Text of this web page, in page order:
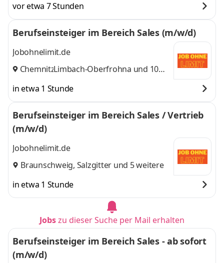
vor etwa 7 Stunden
Berufseinsteiger im Bereich Sales (m/w/d)
Jobohnelimit.de
Chemnitz,
Limbach-Oberfrohna und 10
in etwa 1 Stunde
Berufseinsteiger im Bereich Sales / Vertrieb
(m/w/d)
Jobohnelimit.de
Braunschweig, Salzgitter und 5 weitere
in etwa 1 Stunde
Jobszu dieser Suche per Mail erhalten
Berufseinsteiger im Bereich Sales - ab sofort
(m/w/d)